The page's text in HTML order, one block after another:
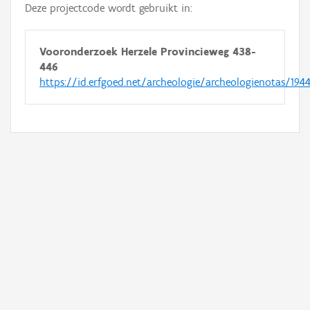
Deze projectcode wordt gebruikt in:
Vooronderzoek Herzele Provincieweg 438-
446
https://id.erfgoed.net/archeologie/archeologienotas/